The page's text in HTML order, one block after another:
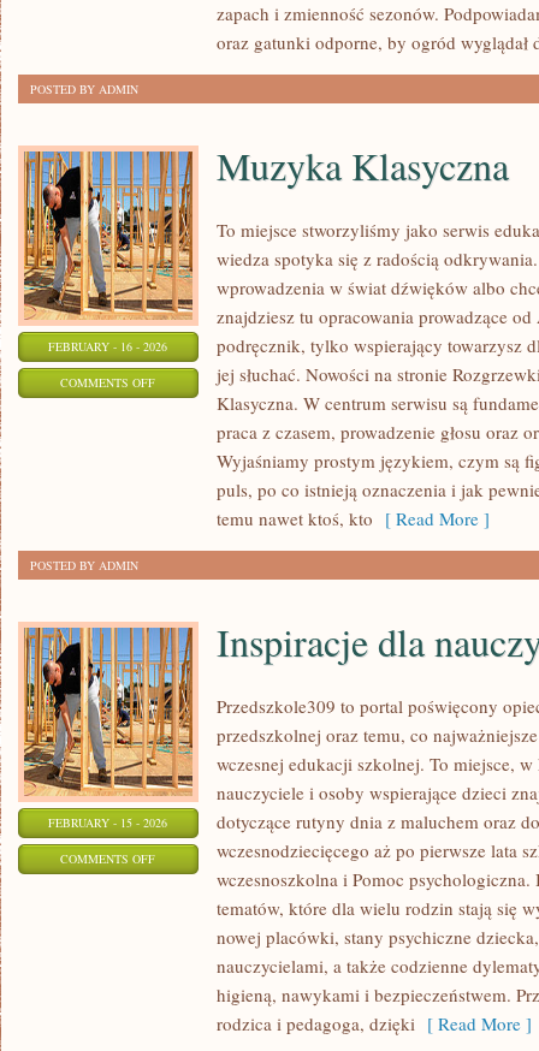
zapach i zmienność sezonów.
oraz gatunki odporne, by ogród wyglądał
POSTED BY ADMIN
FEBRUARY - 16 - 2026
COMMENTS OFFON
KLASYCZNA
Muzyka Klasyczna
To miejsce stworzyliśmy jako serwis
wiedza spotyka się z radością
wprowadzenia w świat dźwięków albo
znajdziesz tu opracowania prowadzące
podręcznik, tylko wspierający towarzysz
jej słuchać. Nowości na stronie
Klasyczna. W centrum serwisu są
praca z czasem, prowadzenie głosu oraz
Wyjaśniamy prostym językiem, czym są
puls, po co istnieją oznaczenia i jak
temu nawet ktoś, kto [ Read More ]
POSTED BY ADMIN
FEBRUARY - 15 - 2026
COMMENTS OFFON
INSPIRACJE
NAUCZYCIELI
Inspiracje dla
Przedszkole309 to portal poświęcony
przedszkolnej oraz temu, co
wczesnej edukacji szkolnej. To miejsce,
nauczyciele i osoby wspierające dzieci
dotyczące rutyny dnia z maluchem oraz
wczesnodziecięcego aż po pierwsze lata
wczesnoszkolna i Pomoc
tematów, które dla wielu rodzin stają się
nowej placówki, stany psychiczne
nauczycielami, a także codzienne
higieną, nawykami i bezpieczeństwem.
rodzica i pedagoga, dzięki [ Read More ]